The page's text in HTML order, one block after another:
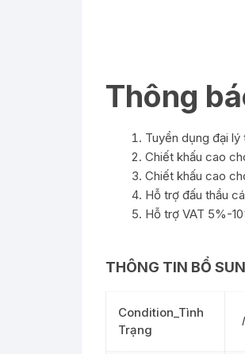
Thông
Tuyển dụng đại
Chiết khấu cao
Chiết khấu cao
Hỗ trợ đấu thầu
Hỗ trợ VAT 5%-
THÔNG TIN BỔ
Condition_Tình
Trạng